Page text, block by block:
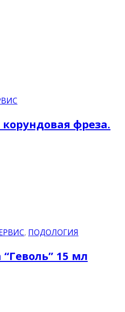
фреза.
, ПОДОЛОГИЯ
15 мл